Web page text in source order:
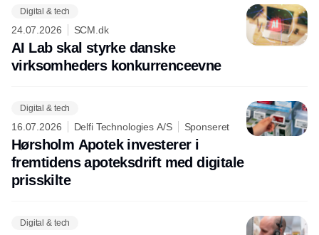
Digital & tech
24.07.2026 SCM.dk
AI Lab skal styrke danske
virksomheders konkurrenceevne
Digital & tech
16.07.2026 Delfi Technologies A/S Sponseret
Hørsholm Apotek investerer i
fremtidens apoteksdrift med digitale
prisskilte
Digital & tech